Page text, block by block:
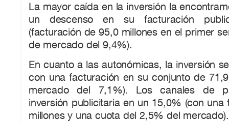
La mayor caída en la inversión la
un descenso en su facturación
(facturación de 95,0 millones en el primer
de mercado del 9,4%).
En cuanto a las autonómicas, la inversión
con una facturación en su conjunto de
mercado del 7,1%). Los canales de
inversión publicitaria en un 15,0% (con
millones y una cuota del 2,5% del mercado).